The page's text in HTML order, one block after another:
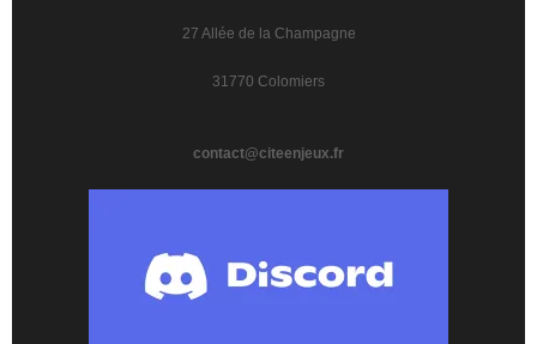
27 Allée de la Champagne
31770 Colomiers
contact@citeenjeux.fr